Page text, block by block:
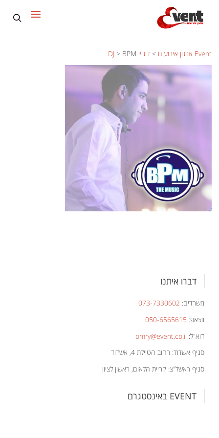
Event ארגון אירועים > דיג'יי DJ > BPM
דברו איתנו
משרדים: 073-7330602
ווצאפ: 050-6565615
דוא"ל: omry@event.co.il
סניף אשדוד: רחוב הטיילת 4, אשדוד
סניף ראשל"צ: קריית הלאום, ראשון לציון
EVENT באינסטגרם